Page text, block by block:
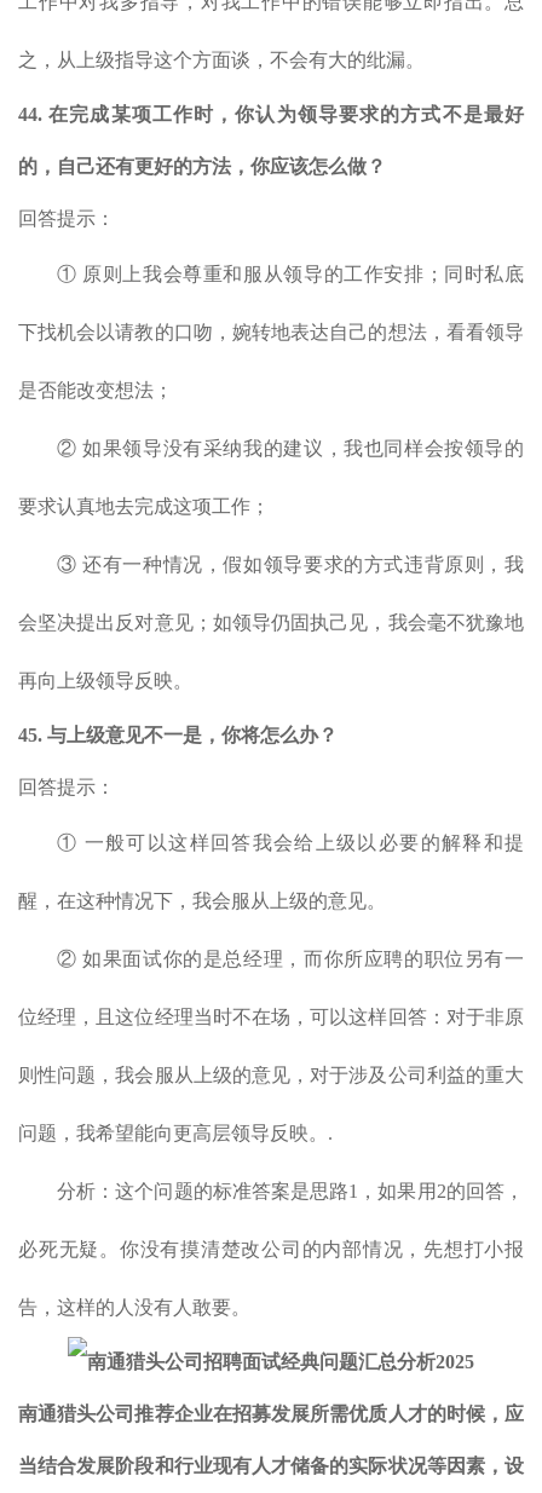
之，从上级指导这个方面谈，不会有大的纰漏。
44. 在完成某项工作时，你认为领导要求的方式不是最好
的，自己还有更好的方法，你应该怎么做？
回答提示：
① 原则上我会尊重和服从领导的工作安排；同时私底
下找机会以请教的口吻，婉转地表达自己的想法，看看领导
是否能改变想法；
② 如果领导没有采纳我的建议，我也同样会按领导的
要求认真地去完成这项工作；
③ 还有一种情况，假如领导要求的方式违背原则，我
会坚决提出反对意见；如领导仍固执己见，我会毫不犹豫地
再向上级领导反映。
45. 与上级意见不一是，你将怎么办？
回答提示：
① 一般可以这样回答我会给上级以必要的解释和提
醒，在这种情况下，我会服从上级的意见。
② 如果面试你的是总经理，而你所应聘的职位另有一
位经理，且这位经理当时不在场，可以这样回答：对于非原
则性问题，我会服从上级的意见，对于涉及公司利益的重大
问题，我希望能向更高层领导反映。.
分析：这个问题的标准答案是思路1，如果用2的回答，
必死无疑。你没有摸清楚改公司的内部情况，先想打小报
告，这样的人没有人敢要。
南通猎头公司推荐企业在招募发展所需优质人才的时候，应
当结合发展阶段和行业现有人才储备的实际状况等因素，设